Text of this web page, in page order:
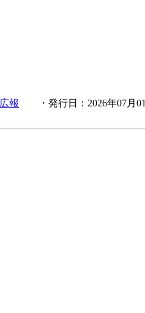
広報
・発行日：2026年07月